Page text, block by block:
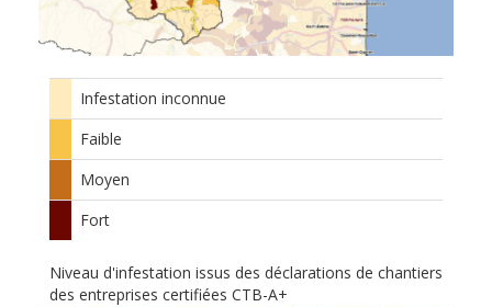
Infestation inconnue
Faible
Moyen
Fort
Niveau d'infestation issus des déclarations de chantiers
des entreprises certifiées CTB-A+